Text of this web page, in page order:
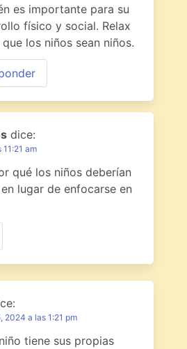
es importante para su
físico y social. Relax
los niños sean niños.
dice:
am
qué los niños deberían
lugar de enfocarse en
2024 a las 1:21 pm
tiene sus propias